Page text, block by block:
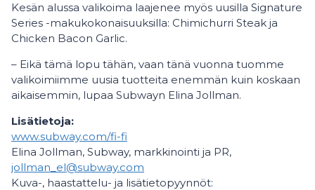
Kesän alussa valikoima laajenee myös uusilla Signature
Series -makukokonaisuuksilla: Chimichurri Steak ja
Chicken Bacon Garlic.
– Eikä tämä lopu tähän, vaan tänä vuonna tuomme
valikoimiimme uusia tuotteita enemmän kuin koskaan
aikaisemmin, lupaa Subwayn Elina Jollman.
Lisätietoja:
www.subway.com/fi-fi
Elina Jollman, Subway, markkinointi ja PR,
jollman_el@subway.com
Kuva-, haastattelu- ja lisätietopyynnöt: